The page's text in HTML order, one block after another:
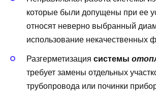
которые были допущены при ее
относят неверно выбранный
использование некачественных
Разгерметизация системы
требует замены отдельных
трубопровода или починки